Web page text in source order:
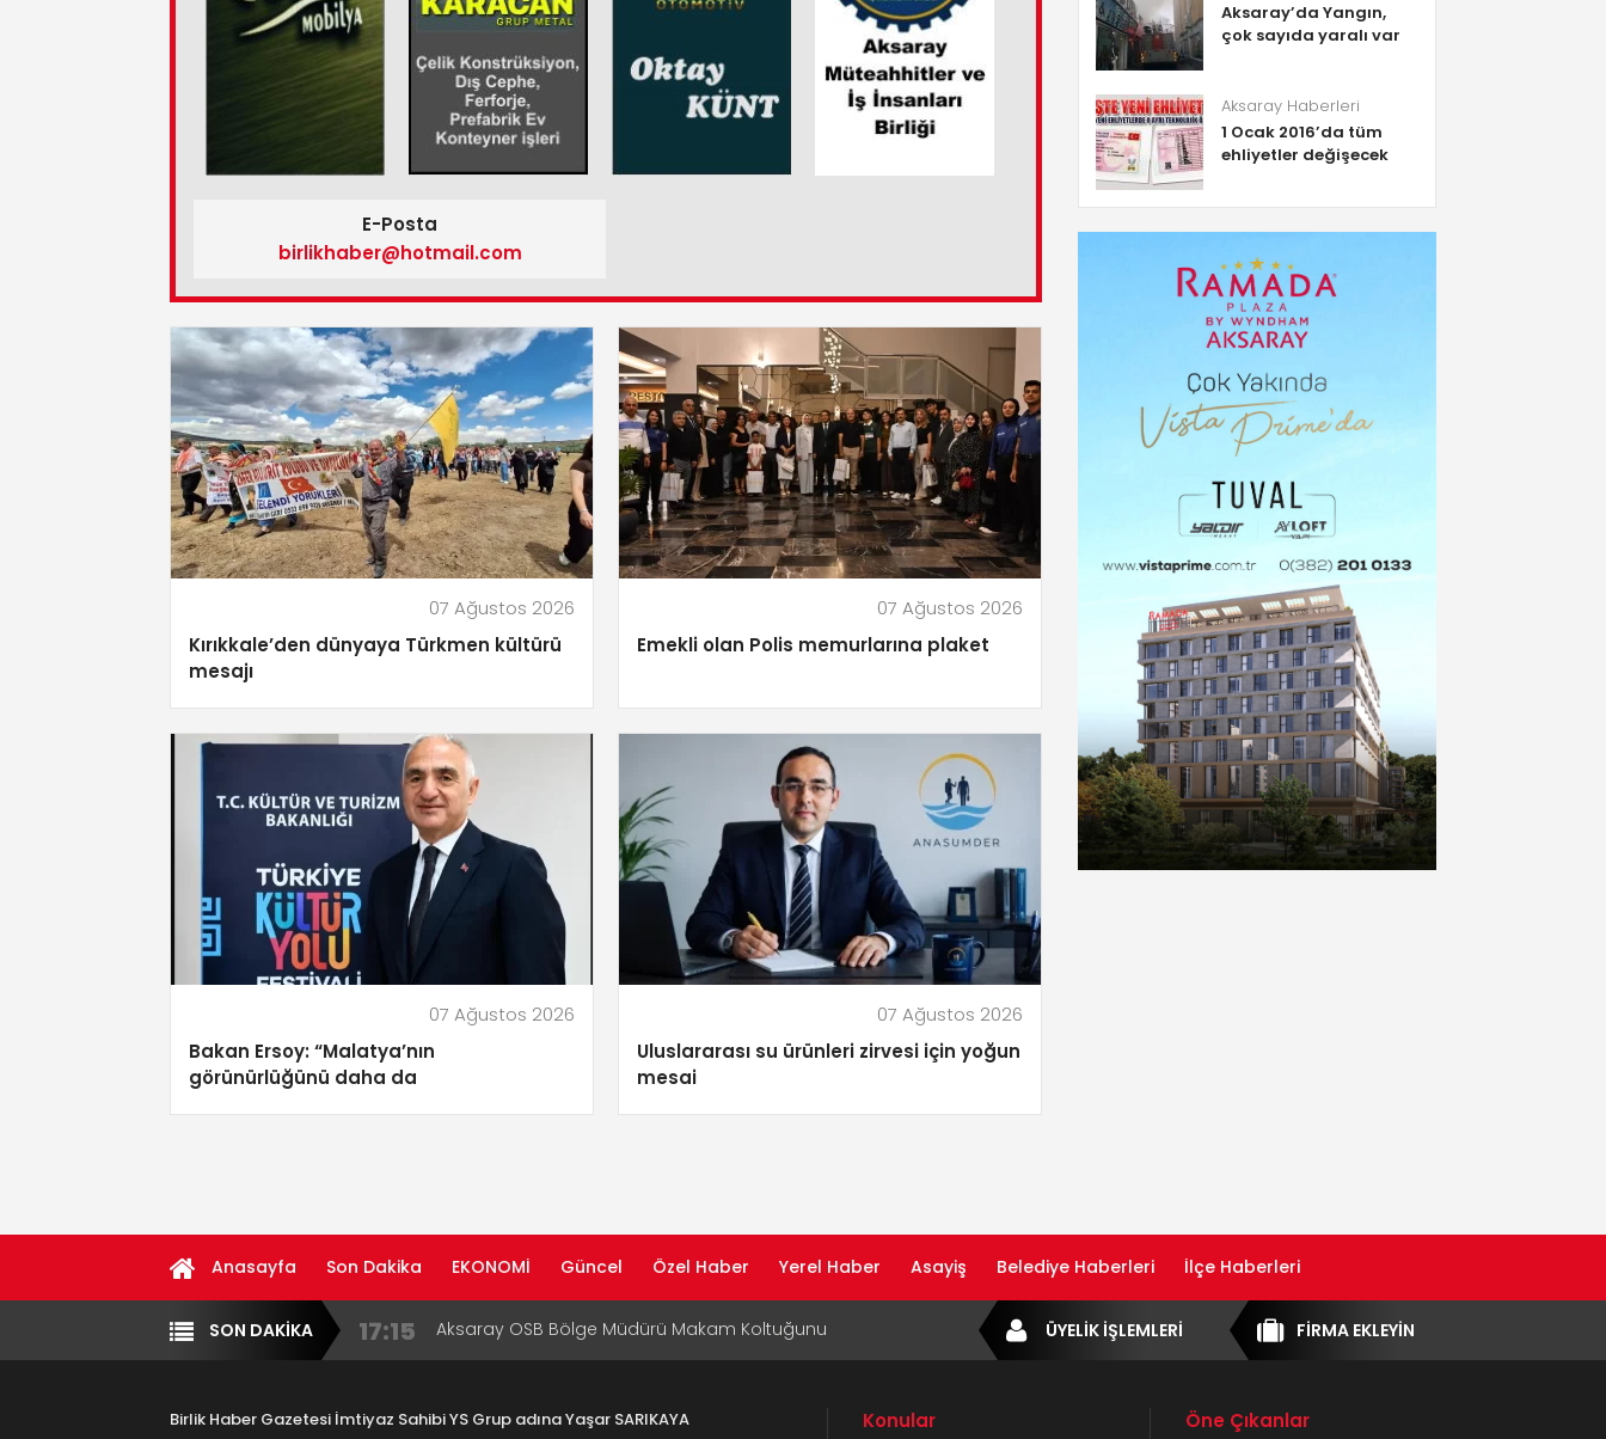
E-Posta
birlikhaber@hotmail.com
07 Ağustos 2026
Kırıkkale’den dünyaya Türkmen kültürü
mesajı
07 Ağustos 2026
Emekli olan Polis memurlarına plaket
07 Ağustos 2026
Bakan Ersoy: “Malatya’nın
görünürlüğünü daha da
07 Ağustos 2026
Uluslararası su ürünleri zirvesi için yoğun
mesai
Aksaray’da Yangın,
çok sayıda yaralı var
Aksaray Haberleri
1 Ocak 2016’da tüm
ehliyetler değişecek
Anasayfa Son Dakika EKONOMİ Güncel Özel Haber Yerel Haber Asayiş Belediye Haberleri İlçe Haberleri
Yazarlar Diğer
SON DAKİKA 17:15
Aksaray OSB Bölge Müdürü Makam Koltuğunu
Çocuklara Bıraktı
Aramalarında Öne Çıkın
FİRMA EKLEYİN
ÜYELİK İŞLEMLERİ
Birlik Haber Gazetesi İmtiyaz Sahibi YS Grup adına Yaşar SARIKAYA Konular Öne Çıkanlar